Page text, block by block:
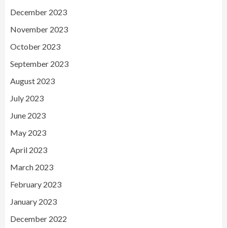
December 2023
November 2023
October 2023
September 2023
August 2023
July 2023
June 2023
May 2023
April 2023
March 2023
February 2023
January 2023
December 2022